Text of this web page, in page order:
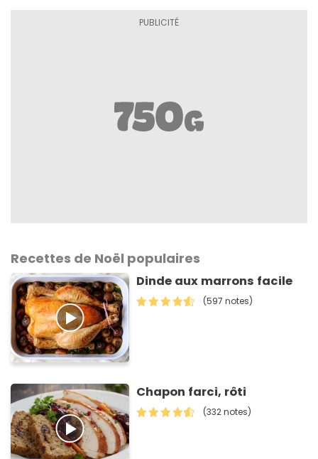
Recettes de Noël populaires
Dinde aux marrons facile
(597 notes)
Chapon farci, rôti
(332 notes)